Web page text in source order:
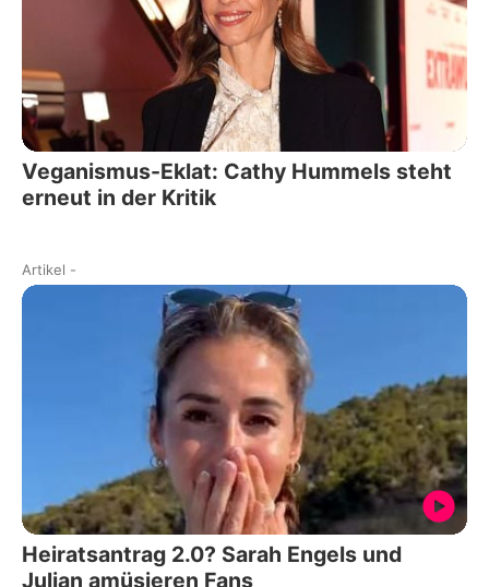
Veganismus-Eklat: Cathy Hummels steht
erneut in der Kritik
Artikel -
Heiratsantrag 2.0? Sarah Engels und
Julian amüsieren Fans